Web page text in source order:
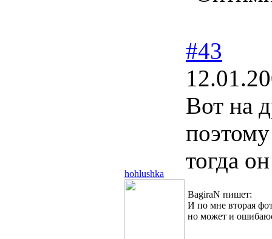
hohlushka
#43
Вот на
тогда
BagiraN пишет:
И по мне вторая
но может и